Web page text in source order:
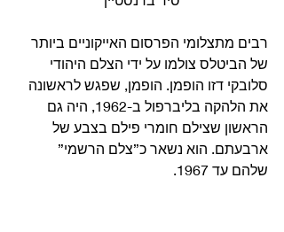
רבים מתצלומי הפרסום האייקוניים ביותר
של הביטלס צולמו על ידי הצלם היהודי
סלובקי דזו הופמן. הופמן, שפגש לראשונה
את הלהקה בליברפול ב-1962, היה גם
הראשון שצילם חומרי פילם בצבע של
ארבעתם. הוא נשאר כ”צלם הרשמי”
שלהם עד 1967.